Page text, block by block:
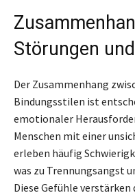
Störungen
Der Zusammenhang
Bindungsstilen ist
emotionaler
Menschen mit einer
erleben häufig
was zu Trennungsangst
Diese Gefühle